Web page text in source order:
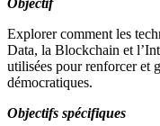
Objectif
Explorer comment les
Data, la Blockchain et
utilisées pour renforcer et
démocratiques.
Objectifs spécifiques